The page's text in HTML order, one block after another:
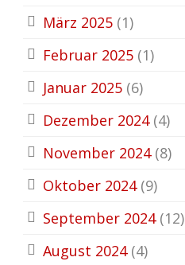
März 2025 (1)
Februar 2025 (1)
Januar 2025 (6)
Dezember 2024(4)
November 2024(8)
Oktober 2024(9)
September 2024(12)
August 2024(4)